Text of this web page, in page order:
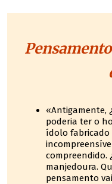
«Antigamente,
poderia ter o
ídolo fabricado
compreendido.
manjedoura.
pensamento